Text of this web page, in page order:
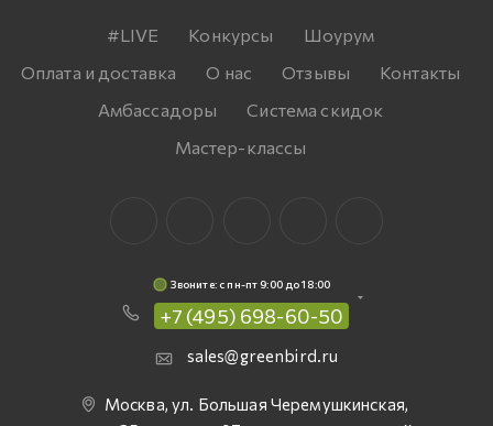
#LIVE Конкурсы
Шоурум
Оплата и доставка
О нас Отзывы
Контакты
Амбассадоры
Система скидок
Мастер-классы
Звоните: c пн-пт 9:00 до 18:00
+7 (495) 698-60-50
sales@greenbird.ru
Москва, ул. Большая Черемушкинская,